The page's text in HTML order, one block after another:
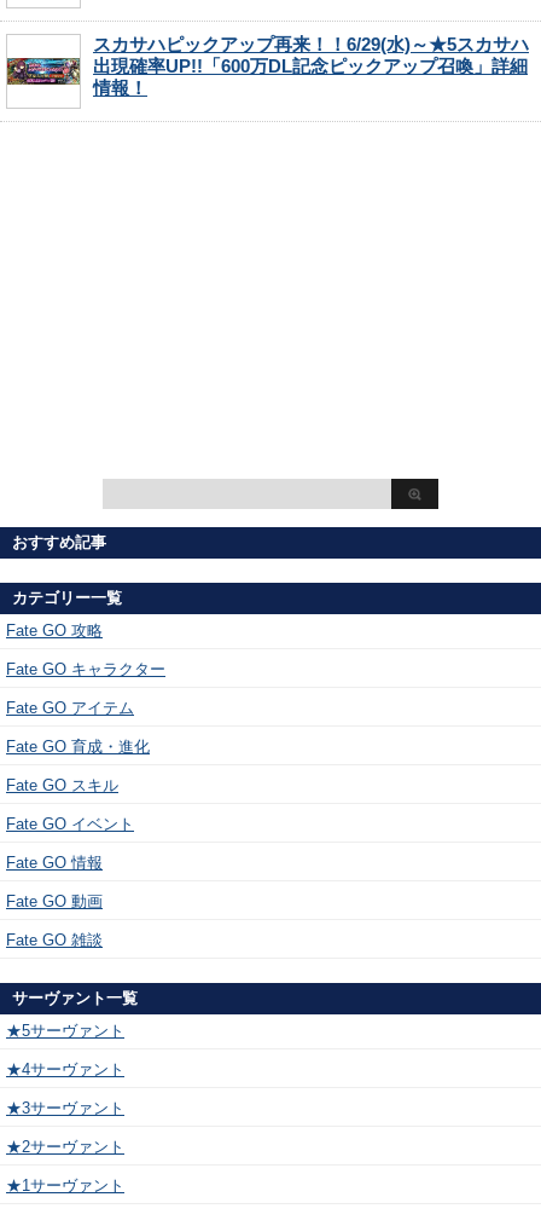
スカサハピックアップ再来！！6/29(水)～★5スカサハ
出現確率UP!!「600万DL記念ピックアップ召喚」詳細
情報！
おすすめ記事
カテゴリー一覧
Fate GO 攻略
Fate GO キャラクター
Fate GO アイテム
Fate GO 育成・進化
Fate GO スキル
Fate GO イベント
Fate GO 情報
Fate GO 動画
Fate GO 雑談
サーヴァント一覧
★5サーヴァント
★4サーヴァント
★3サーヴァント
★2サーヴァント
★1サーヴァント